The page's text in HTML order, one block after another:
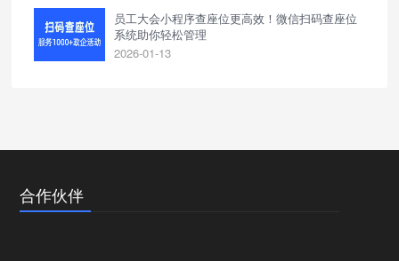
员工大会小程序查座位更高效！微信扫码查座位
系统助你轻松管理
2026-01-13
合作伙伴